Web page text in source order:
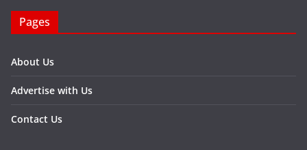
Pages
About Us
Advertise with Us
Contact Us